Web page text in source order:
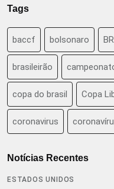
Tags
baccf bolsonaro
brasileirão
copa do brasil Copa
coronavirus
Notícias Recentes
ESTADOS UNIDOS